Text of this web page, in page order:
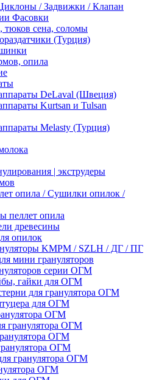
/ Задвижки / Клапан
Фасовки
тюков сена, соломы
(Турция)
опила
DeLaval (Швеция)
Kurtsan и Tulsan
Melasty (Турция)
| экструдеры
опила / Сушилки опилок /
пеллет опила
древесины
опилок
KMPM / SZLH / ДГ / ПГ
мини грануляторов
серии ОГМ
гайки для ОГМ
для гранулятора ОГМ
для ОГМ
ОГМ
гранулятора ОГМ
ОГМ
ОГМ
гранулятора ОГМ
ОГМ